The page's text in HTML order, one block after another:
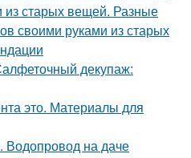
из старых вещей. Разные
своими руками из старых
декупаж:
это. Материалы для
Водопровод на даче